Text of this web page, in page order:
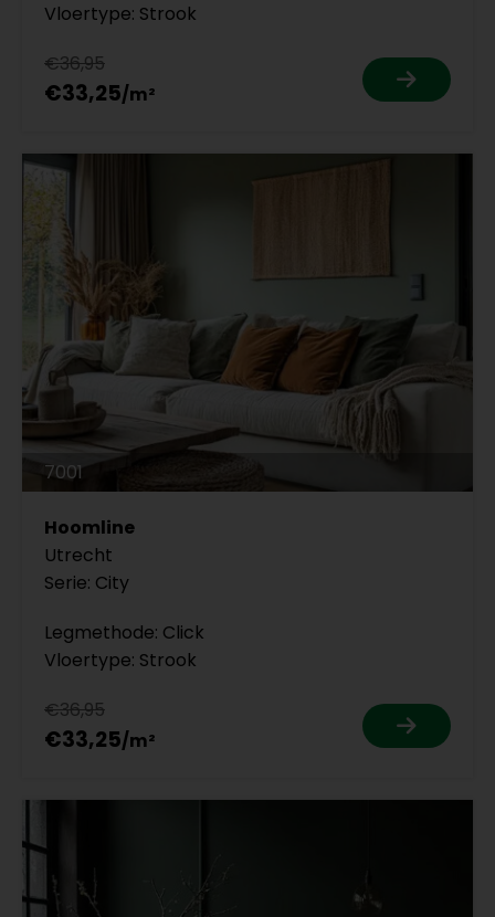
Vloertype: Strook
€36,95
€33,25
7001
Hoomline
Utrecht
Serie: City
Legmethode: Click
Vloertype: Strook
€36,95
€33,25